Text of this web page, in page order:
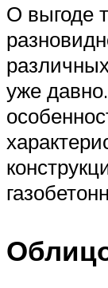
О выгоде
уже